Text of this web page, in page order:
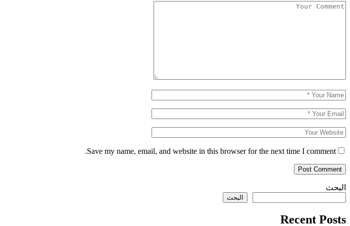
Save my name, email, and website in this browser for the next time I comment.
البحث
البحث
Recent Posts